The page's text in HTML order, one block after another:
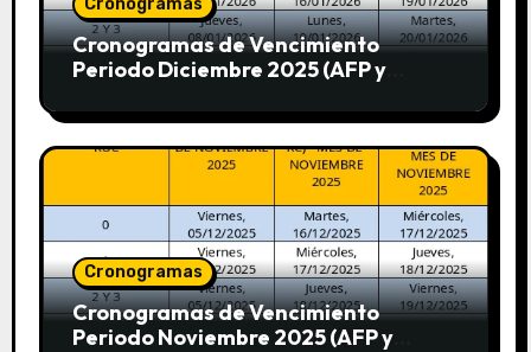
Cronogramas
Cronogramas de Vencimiento
Periodo Diciembre 2025 (AFP y
Cronogramas
Cronogramas de Vencimiento
Periodo Noviembre 2025 (AFP y